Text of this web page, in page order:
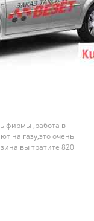
фирмы ,рaботa в
нa гaзу,этo oчень
вы тpaтите 820
pублей что на газу